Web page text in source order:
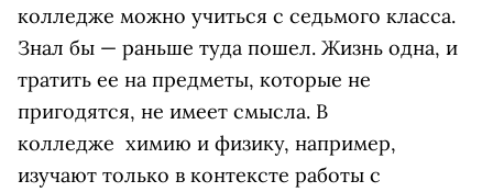
колледже можно учиться с седьмого класса.
Знал бы — раньше туда пошел. Жизнь одна, и
тратить ее на предметы, которые не
пригодятся, не имеет смысла. В
колледже химию и физику, например,
изучают только в контексте работы с